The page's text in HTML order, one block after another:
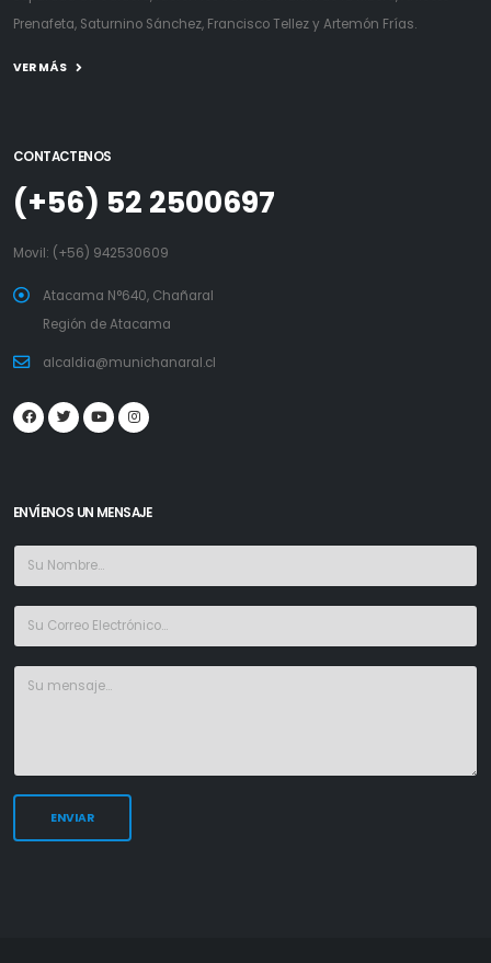
Prenafeta, Saturnino Sánchez, Francisco Tellez y Artemón Frías.
VER MÁS
CONTACTENOS
(+56) 52 2500697
Movil: (+56) 942530609
Atacama N°640, Chañaral
Región de Atacama
alcaldia@munichanaral.cl
ENVÍENOS UN MENSAJE